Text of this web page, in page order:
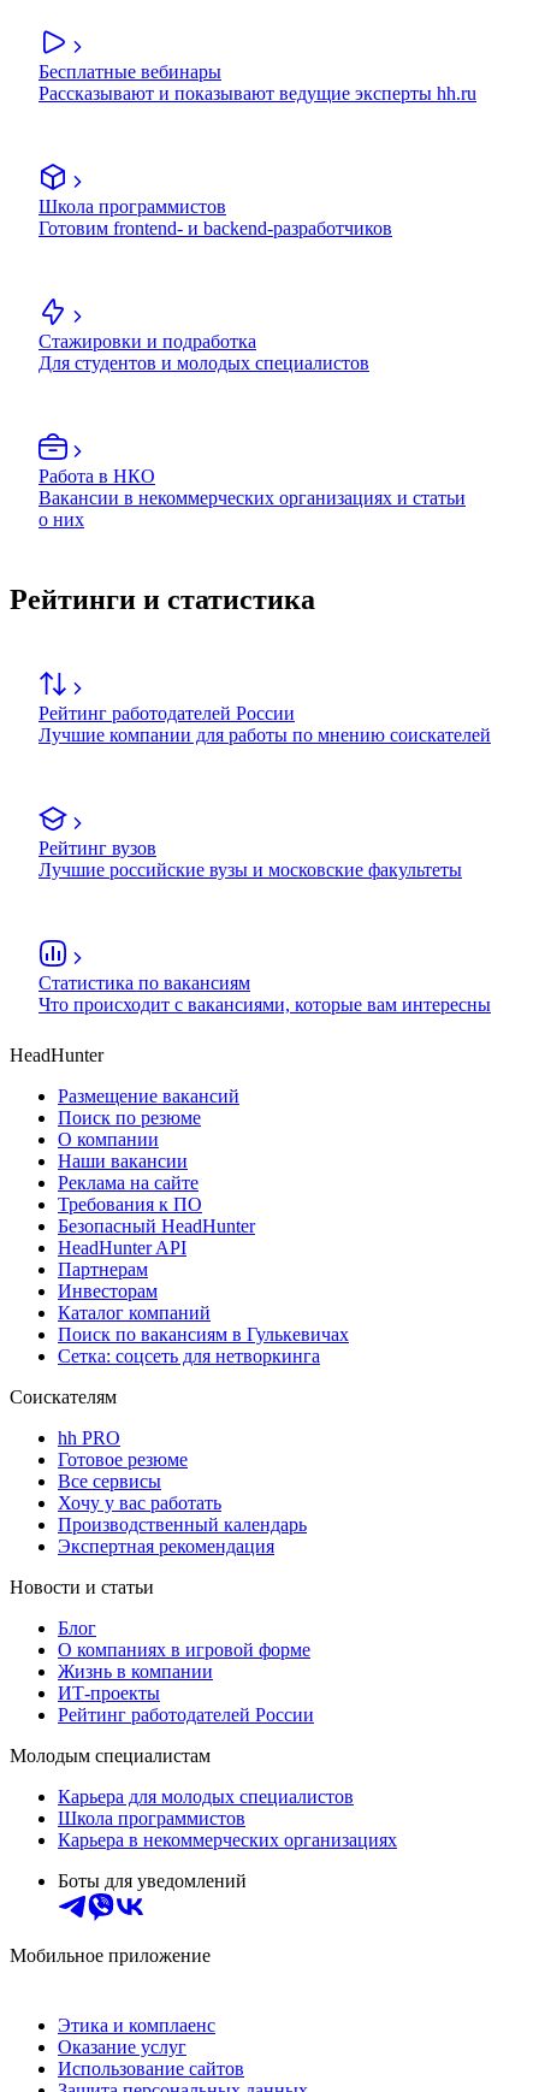
Бесплатные вебинары
Рассказывают и показывают ведущие эксперты hh.ru
Школа программистов
Готовим frontend- и backend-разработчиков
Стажировки и подработка
Для студентов и молодых специалистов
Работа в НКО
Вакансии в некоммерческих организациях и статьи
о них
Рейтинги и статистика
Рейтинг работодателей России
Лучшие компании для работы по мнению соискателей
Рейтинг вузов
Лучшие российские вузы и московские факультеты
Статистика по вакансиям
Что происходит с вакансиями, которые вам интересны
HeadHunter
Размещение вакансий
Поиск по резюме
О компании
Наши вакансии
Реклама на сайте
Требования к ПО
Безопасный HeadHunter
HeadHunter API
Партнерам
Инвесторам
Каталог компаний
Поиск по вакансиям в Гулькевичах
Сетка: соцсеть для нетворкинга
Соискателям
hh PRO
Готовое резюме
Все сервисы
Хочу у вас работать
Производственный календарь
Экспертная рекомендация
Новости и статьи
Блог
О компаниях в игровой форме
Жизнь в компании
ИТ-проекты
Рейтинг работодателей России
Молодым специалистам
Карьера для молодых специалистов
Школа программистов
Карьера в некоммерческих организациях
Боты для уведомлений
Мобильное приложение
Этика и комплаенс
Оказание услуг
Использование сайтов